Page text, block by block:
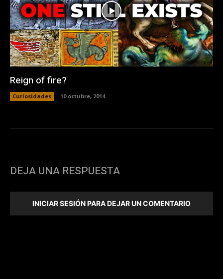
Reign of fire?
Curiosidades 10 octubre, 2014
DEJA UNA RESPUESTA
INICIAR SESIÓN PARA DEJAR UN COMENTARIO